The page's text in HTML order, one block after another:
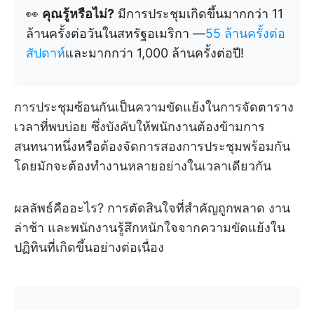
👀 คุณรู้หรือไม่? มีการประชุมเกิดขึ้นมากกว่า 11
ล้านครั้งต่อวันในสหรัฐอเมริกา —55 ล้านครั้งต่อ
สัปดาห์และมากกว่า 1,000 ล้านครั้งต่อปี!
การประชุมซ้อนกันเป็นความขัดแย้งในการจัดตาราง
เวลาที่พบบ่อย ซึ่งบังคับให้พนักงานต้องข้ามการ
สนทนาหนึ่งหรือต้องจัดการสองการประชุมพร้อมกัน
โดยมักจะต้องทำงานหลายอย่างในเวลาเดียวกัน
ผลลัพธ์คืออะไร? การตัดสินใจที่สำคัญถูกพลาด งาน
ล่าช้า และพนักงานรู้สึกหนักใจจากความขัดแย้งใน
ปฏิทินที่เกิดขึ้นอย่างต่อเนื่อง